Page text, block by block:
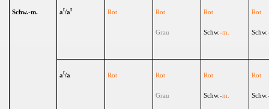
Schw.-m. at/at Rot Rot
Grau
Rot
Schw.-m.
Rot
at/a Rot Rot
Grau
Rot
Schw.-m.
Rot